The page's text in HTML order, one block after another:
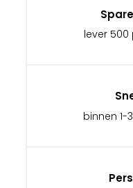
lever
binnen 1-